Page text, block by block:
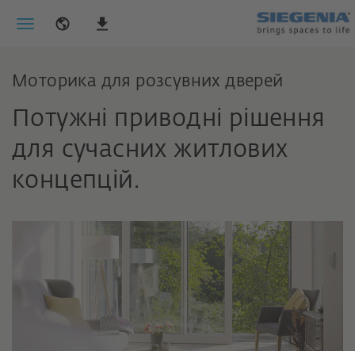
Моторика для розсувних дверей
Потужні приводні рішення
для сучасних житлових
концепцій.